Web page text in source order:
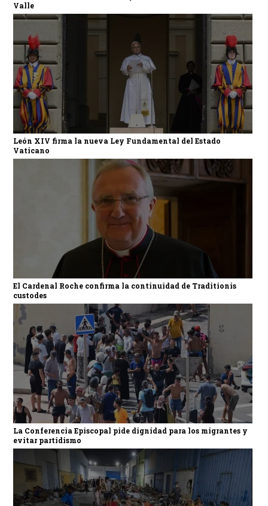
Valle
León XIV firma la nueva Ley Fundamental del Estado
Vaticano
El Cardenal Roche confirma la continuidad de Traditionis
custodes
La Conferencia Episcopal pide dignidad para los migrantes y
evitar partidismo